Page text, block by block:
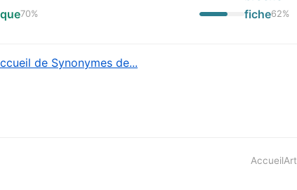
70% fiche62%
de Synonymes de...
Accueil